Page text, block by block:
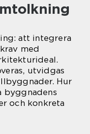
att integrera
med
utvidgas
Hur
byggnadens
och konkreta